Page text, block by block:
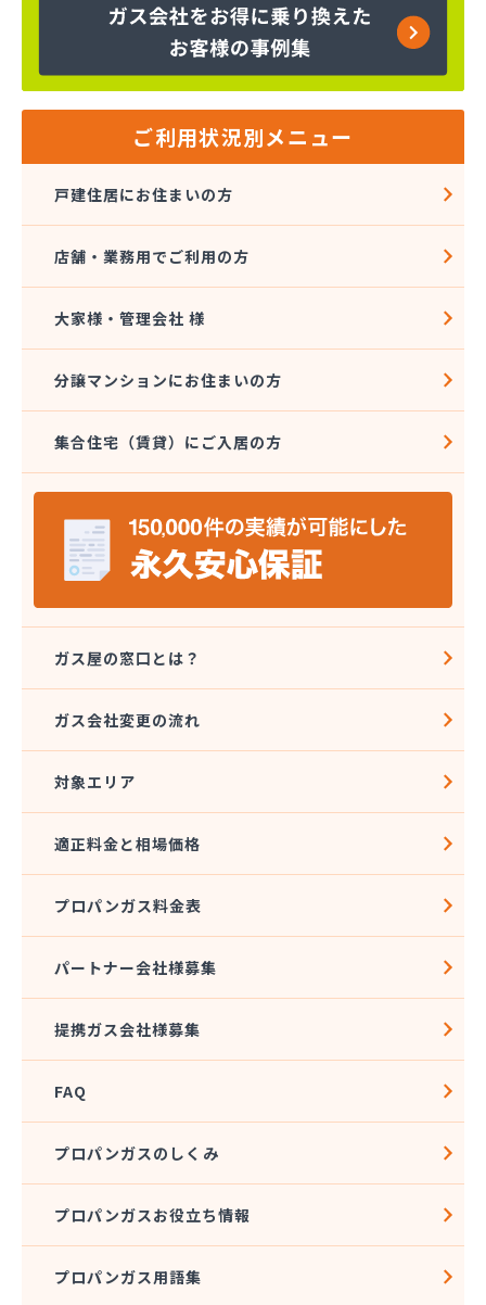
株式会社富士商会
株式会社芳之内ガス
株式会社木田産業
丸信ガス株式会社
菊間ガス北条ショールーム
共同ガス株式会社 松山支店
玉井産業株式会社
広島ガス伯方株式会社
今出石油
三原産業株式会社 ガス販売部
三光ガス商会
三光ガス商会 伊台出張所
山岡早光商店
四国アストモスガス株式会社松山オートガススタン
四国ガス燃料株式会社 本店
四国ガス燃料株式会社 上浦出張所
四国ガス燃料株式会社 松山営業所
四国ガス燃料株式会社 宇和出張所
四国ガス燃料株式会社 新居浜営業所
四国ガス燃料株式会社 川之江出張所
四国岩谷産業株式会社 新居浜営業所
四国岩谷産業株式会社 LPGセンター・松山工場
四国岩谷産業株式会社 松山支店・松山営業所
四国溶材商事株式会社
寺田ガスセンター
松本燃料店
上浦ガス有限会社
上甲石油店
上松プロパン株式会社
新谷商店
西島石油
西日本石油瓦斯株式会社
大一ガス株式会社
ご利用状況別メニュー
戸建住居にお住まいの方
店舗・業務用でご利用の方
大家様・管理会社 様
分譲マンションにお住まいの方
集合住宅（賃貸）にご入居の方
ガス屋の窓口とは？
ガス会社変更の流れ
対象エリア
適正料金と相場価格
プロパンガス料金表
パートナー会社様募集
提携ガス会社様募集
FAQ
プロパンガスのしくみ
プロパンガスお役立ち情報
プロパンガス用語集